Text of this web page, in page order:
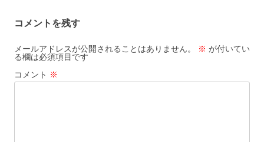
ゲ
ー
シ
ョ
コメントを残す
メールアドレスが公開されることはありません。 ※ が付いてい
る欄は必須項目です
コメント ※